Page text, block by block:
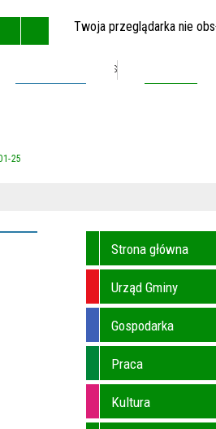
Twoja przeglądarka nie
MAPA STRONY
25
Strona główna
Urząd Gminy
Gospodarka
Praca
Kultura